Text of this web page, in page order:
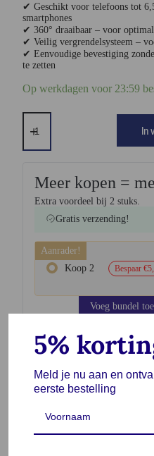
✔ Geschikt voor telefoons tot
smartphones
✔ 360° draaibaar – voor
✔ Veilig vergrendelsysteem –
✔ Eenvoudige bevestiging
te zetten
Op werkdagen voor 23:59
In
Meer kopen =
Extra voordeel bij 2 stuks.
Gratis verzending!
Aanrader!
Koop 2
Bespaar€
Voeg bundel
🛡️Veilig kopen, we zijn lid van
5%
Meld je nu aan en
eerste bestelling